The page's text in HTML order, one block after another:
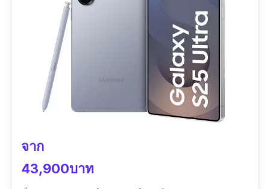
120Hz พร้อมชิป Snapdragon 8 Elite รุ่นใหม่ที่
ออกแบบมาเพื่อประสิทธิภาพสูงสุดในการเล่นเกม
กล้องหลังสามตัวระดับโปร เซนเซอร์ Sony แบบ
ใหม่ทั้งหมด ถ่ายกลางคืนหรือย้อนแสงก็ยังชัด และ
ระบบชาร์จไว 100W พร้อมแบตเตอรี่แบบใหม่ใช้
งานได้ยาวนานตลอดวัน
โทรศัพท์มือถือกันน้ำ ที่เข้าใจง่าย ใช้ง่าย และไม่
ต้องตั้งค่าอะไรยุ่งยาก
จาก
43,900บาท